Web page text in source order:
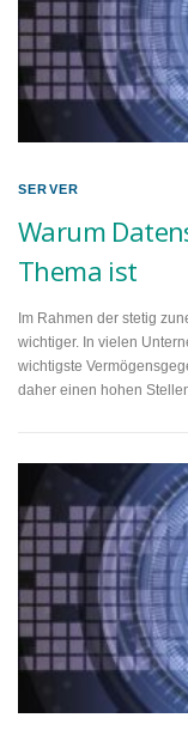
SERVER
Warum
Thema ist
Im Rahmen der stetig
wichtiger. In vielen
wichtigste
daher einen hohen